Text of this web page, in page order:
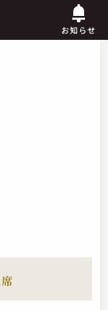
お知らせ
席